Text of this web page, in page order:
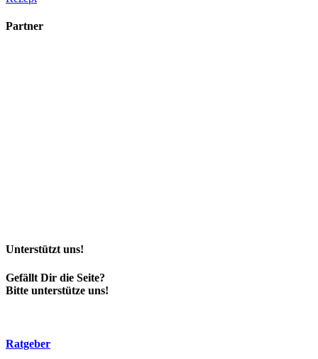
Partner
Unterstützt uns!
Gefällt Dir die Seite?
Bitte unterstütze uns!
Ratgeber